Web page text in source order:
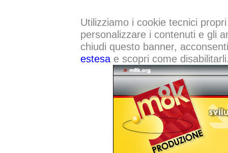
Utilizziamo i cookie tecnici
personalizzare i contenuti e gli
chiudi questo banner,
estesae scopri come